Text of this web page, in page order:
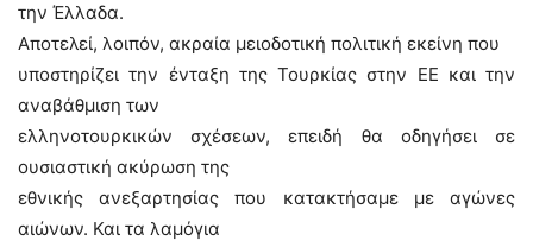
την Έλλαδα.
Αποτελεί, λοιπόν, ακραία μειοδοτική πολιτική εκείνη που
υποστηρίζει την ένταξη της Τουρκίας στην ΕΕ και την
αναβάθμιση των
ελληνοτουρκικών σχέσεων, επειδή θα οδηγήσει σε
ουσιαστική ακύρωση της
εθνικής ανεξαρτησίας που κατακτήσαμε με αγώνες
αιώνων. Και τα λαμόγια